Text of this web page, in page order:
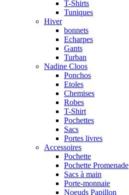
T-Shirts
Tuniques
Hiver
bonnets
Echarpes
Gants
Turban
Nadine Cloos
Ponchos
Etoles
Chemises
Robes
T-Shirt
Pochettes
Sacs
Portes livres
Accessoires
Pochette
Pochette Promenade
Sacs à main
Porte-monnaie
Noeuds Papillon